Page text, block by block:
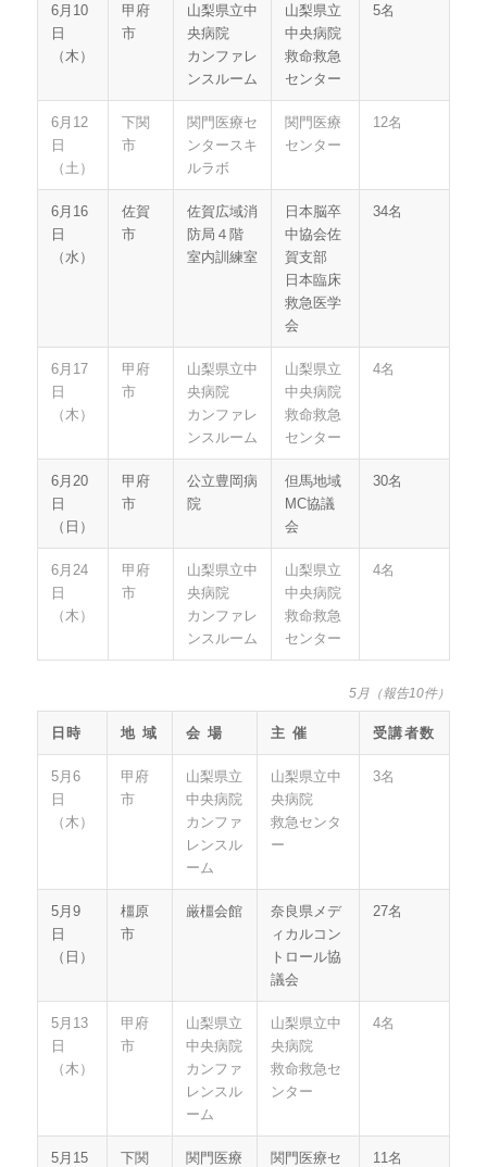
6月10
日
（木）
甲府
市
山梨県立中
央病院
カンファレ
ンスルーム
山梨県立
中央病院
救命救急
センター
5名
6月12
日
（土）
下関
市
関門医療セ
ンタースキ
ルラボ
関門医療
センター
12名
6月16
日
（水）
佐賀
市
佐賀広域消
防局４階
室内訓練室
日本脳卒
中協会佐
賀支部
日本臨床
救急医学
会
34名
6月17
日
（木）
甲府
市
山梨県立中
央病院
カンファレ
ンスルーム
山梨県立
中央病院
救命救急
センター
4名
6月20
日
（日）
甲府
市
公立豊岡病
院
但馬地域
MC協議
会
30名
6月24
日
（木）
甲府
市
山梨県立中
央病院
カンファレ
ンスルーム
山梨県立
中央病院
救命救急
センター
4名
5月（報告10件）
日時 地 域 会 場 主 催 受講者数
5月6
日
（木）
甲府
市
山梨県立
中央病院
カンファ
レンスル
ーム
山梨県立中
央病院
救急センタ
ー
3名
5月9
日
（日）
橿原
市
厳橿会館
奈良県メデ
ィカルコン
トロール協
議会
27名
5月13
日
（木）
甲府
市
山梨県立
中央病院
カンファ
レンスル
ーム
山梨県立中
央病院
救命救急セ
ンター
4名
5月15
下関
関門医療
関門医療セ
11名